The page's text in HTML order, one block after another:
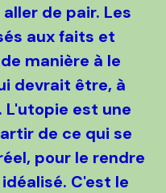
de pair. Les
aux faits et
manière à le
devrait être, à
L'utopie est une
de ce qui se
pour le rendre
C'est le